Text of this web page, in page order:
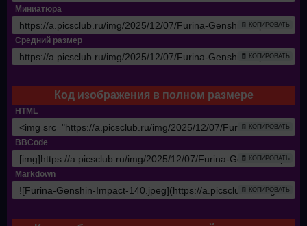
Миниатюра
🧾 КОПИРОВАТЬ
Средний размер
🧾 КОПИРОВАТЬ
Код изображения в полном размере
HTML
🧾 КОПИРОВАТЬ
BBCode
🧾 КОПИРОВАТЬ
Markdown
🧾 КОПИРОВАТЬ